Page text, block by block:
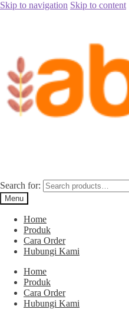
Skip to navigation Skip to content
Search for:
Menu
Home
Produk
Cara Order
Hubungi Kami
Home
Produk
Cara Order
Hubungi Kami
Jual
Tanpa Biji Batanghari Hub.
Posted onSeptember 5, 2017
Jual Kurma Tunisia
Batanghari Hub.